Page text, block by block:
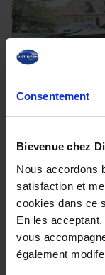
Consentement
Bievenue chez
Nous accordons
satisfaction et
cookies dans ce
En les
vous
également
RENAULT
1.6 E-TECH
13 km -